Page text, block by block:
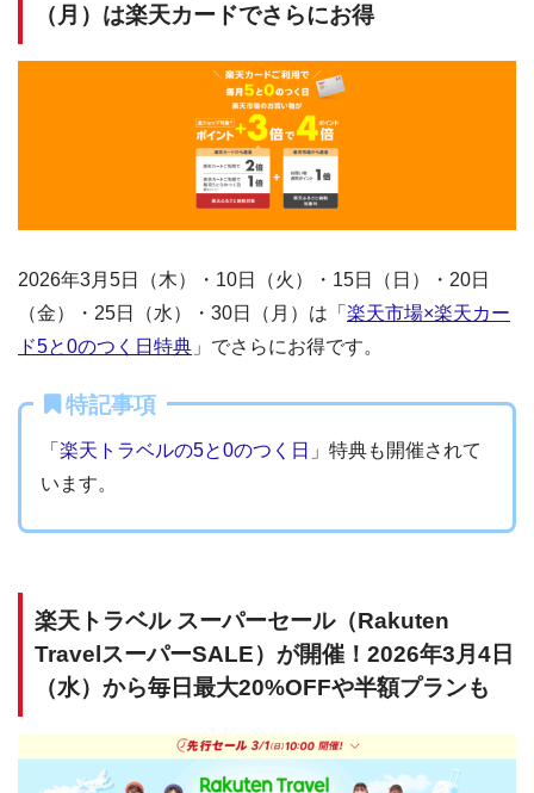
（月）は楽天カードでさらにお得
2026年3月5日（木）・10日（火）・15日（日）・20日
（金）・25日（水）・30日（月）は「 楽天市場×楽天カー
ド5と0のつく日特典 」でさらにお得です。
特記事項
「 楽天トラベルの5と0のつく日 」特典も開催されて
います。
楽天トラベル スーパーセール（Rakuten
TravelスーパーSALE）が開催！2026年3月4日
（水）から毎日最大20%OFFや半額プランも